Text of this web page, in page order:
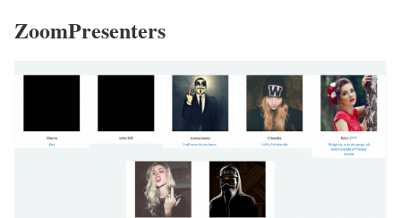
ZoomPresenters